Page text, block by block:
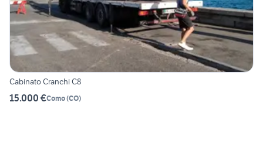
Cabinato Cranchi C8
15.000 €Como(CO)